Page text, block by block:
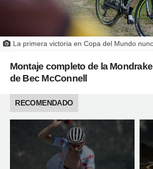
La primera victoria en Copa del Mundo
Montaje completo de la
de Bec McConnell
RECOMENDADO